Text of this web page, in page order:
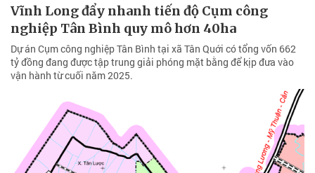
Vĩnh Long đẩy nhanh tiến độ Cụm công
nghiệp Tân Bình quy mô hơn 40ha
Dự án Cụm công nghiệp Tân Bình tại xã Tân Quới có tổng vốn 662
tỷ đồng đang được tập trung giải phóng mặt bằng để kịp đưa vào
vận hành từ cuối năm 2025.